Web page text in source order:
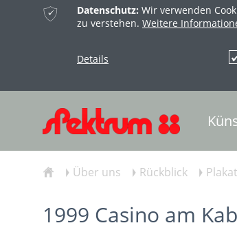
ќ Datenschutz: Wir verwenden
zu verstehen. Weitere
Details
ŷ Ţ Über uns Ţ Rückblick Ţ
1999 Casino am